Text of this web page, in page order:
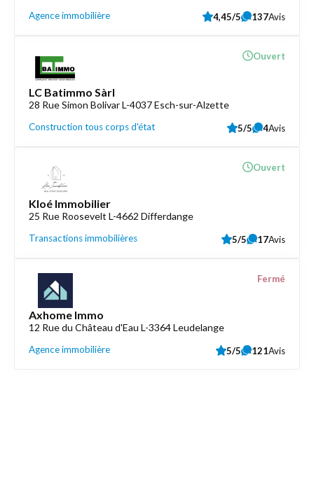
Agence immobilière 4,45/5 137Avis
LC Batimmo Sàrl
28 Rue Simon Bolivar L-4037 Esch-sur-Alzette
Construction tous corps d'état
Ouvert
5/5 4Avis
Kloé Immobilier
25 Rue Roosevelt L-4662 Differdange
Transactions immobilières
Ouvert
5/5 17Avis
Axhome Immo
12 Rue du Château d'Eau L-3364 Leudelange
Agence immobilière
Fermé
5/5 121Avis